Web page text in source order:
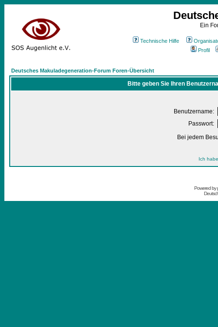
Ein
Technische Hilfe
Profil
Deutsches Makuladegeneration-Forum Foren-Übersicht
Bitte geben Sie Ihren
Benutzername:
Passwort:
Bei jedem
Ich
Powered by